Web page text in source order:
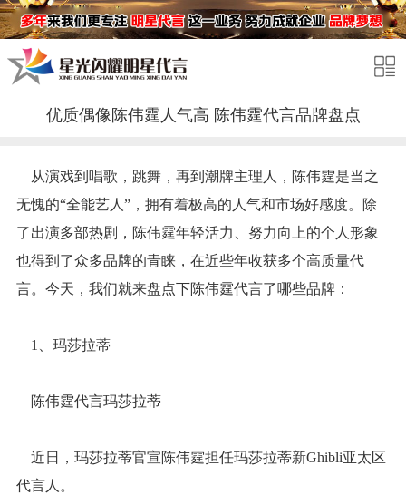
优质偶像陈伟霆人气高 陈伟霆代言品牌盘点
从演戏到唱歌，跳舞，再到潮牌主理人，陈伟霆是当之
无愧的“全能艺人”，拥有着极高的人气和市场好感度。除
了出演多部热剧，陈伟霆年轻活力、努力向上的个人形象
也得到了众多品牌的青睐，在近些年收获多个高质量代
言。今天，我们就来盘点下陈伟霆代言了哪些品牌：
1、玛莎拉蒂
陈伟霆代言玛莎拉蒂
近日，玛莎拉蒂官宣陈伟霆担任玛莎拉蒂新Ghibli亚太区
代言人。